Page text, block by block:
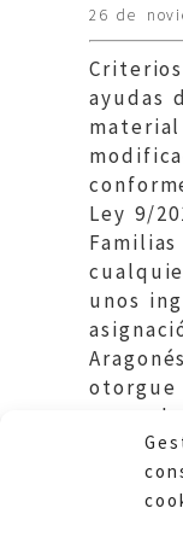
26 de
ayudas
Ley 9/
unos
otorgue
que a
citado